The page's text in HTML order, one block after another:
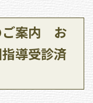
ご案内 お
導受診済